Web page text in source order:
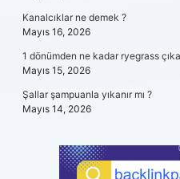
Kanalcıklar ne demek ?
Mayıs 16, 2026
1 dönümden ne kadar ryegrass
Mayıs 15, 2026
Şallar şampuanla yıkanır mı ?
Mayıs 14, 2026